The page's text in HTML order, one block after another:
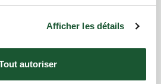
Afficher les détails
autoriser